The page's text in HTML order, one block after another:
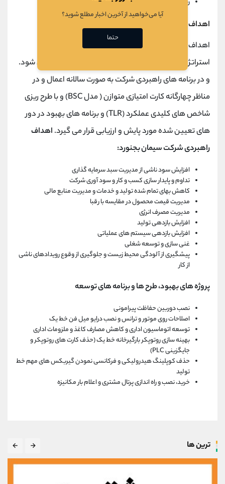
ریسک تحریم ها
اهداف شرکت:
اهداف و برنامه بلند مدت شرکت بر اساس سیاست ها و
استراتژی های کلان هلدینگ فارس و خوزستان تعیین می شود.
و در برنامه های راهبردی شرکت به صورت سالانه اعمال و در
مناظر چهارگانه کارت امتیازی متوازن ( مدل BSC) و با طرح ریزی
شاخص های کلیدی عملکرد (TLR) و برنامه های بهبود در دور
های تعیین شده مورد پایش و ارزیابی قرار می گیرد. اهداف
راهبردی شرکت سیمان بجنورد:
افزایش سود ناشی از مدیریت سبد سرمایه گذاری
تداوم و پایدار سازی کسب و کار و سود آوری شرکت
کاهش بهای تمام شده تولید و خدمات و مدیریت منابع مالی
مدیریت قیمت محصول در مقایسه با رقبا
مدیریت مصرف انرژی
افزایش بازدهی تولید
افزایش بازدهی سیستم های عملیاتی
غنی سازی و توسعه شغلی
پیشگیری از آلودگی محیط زیست و جلوگیری از وقوع رویدادهای ناشی
از کار
پروژه های بهبود، طرح ها و برنامه های توسعه
نصب دوربین حفاظت پیرامونی
اصلاحات روی موتور و ترانس و نصب درایو میل فن خط یک
توسعه اتوماسیون اداری و کاهش مصارف کاغذ و ملزومات اداری
بهینه سازی روتوپکر بارگیرخانه خط یک (حذف کارت های روتوپکر و
جایگزینی PLC)
حذف کوپلینگ هیدرولیکی و فرکانسی نمودن گیربکس های مهم خط
تولید
خرید، نصب و راه اندازی پرتال مشتری و اعلام بار مکانیزه
ترین ها
آیا می‌خواهید از آخرین اخبار مطلع شوید؟
حتما